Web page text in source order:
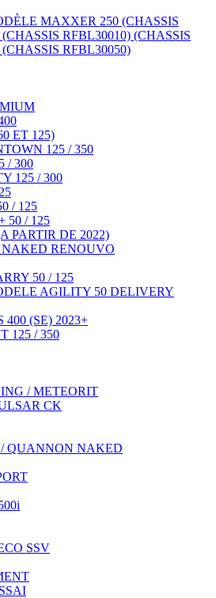
MAXXER 250 (CHASSIS
RFBL30010) (CHASSIS
RFBL30050)
ET 125)
125 / 350
/ 300
125 / 300
/ 125
50 / 125
PARTIR DE 2022)
RENOUVO
50 / 125
AGILITY 50 DELIVERY
(SE) 2023+
125 / 350
/ METEORIT
CK
QUANNON NAKED
SSV